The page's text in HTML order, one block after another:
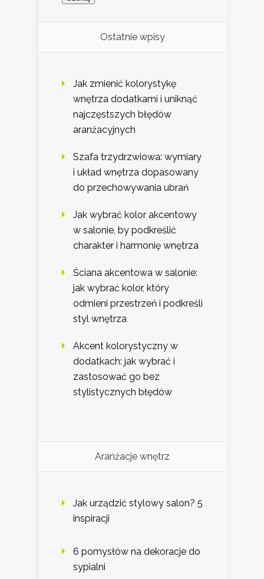
Ostatnie wpisy
Jak zmienić kolorystykę
wnętrza dodatkami i uniknąć
najczęstszych błędów
aranżacyjnych
Szafa trzydrzwiowa: wymiary
i układ wnętrza dopasowany
do przechowywania ubrań
Jak wybrać kolor akcentowy
w salonie, by podkreślić
charakter i harmonię wnętrza
Ściana akcentowa w salonie:
jak wybrać kolor, który
odmieni przestrzeń i podkreśli
styl wnętrza
Akcent kolorystyczny w
dodatkach: jak wybrać i
zastosować go bez
stylistycznych błędów
Aranżacje wnętrz
Jak urządzić stylowy salon? 5
inspiracji
6 pomysłów na dekoracje do
sypialni